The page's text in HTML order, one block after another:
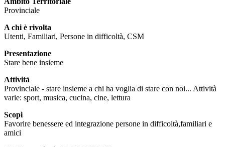
Provinciale
A chi è rivolta
Utenti, Familiari, Persone in difficoltà, CSM
Presentazione
Stare bene insieme
Attività
Provinciale - stare insieme a chi ha voglia di stare con noi... Attività
varie: sport, musica, cucina, cine, lettura
Scopi
Favorire benessere ed integrazione persone in difficoltà,familiari e
amici